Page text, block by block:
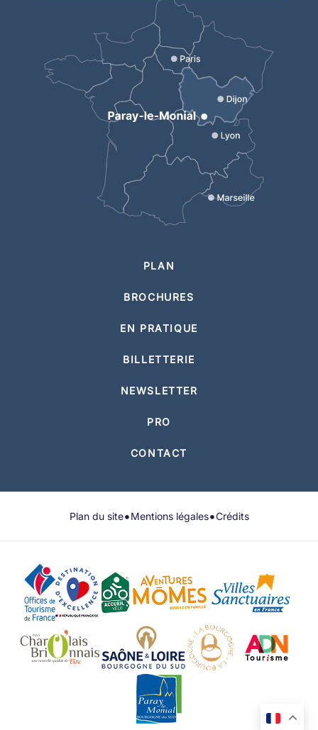
PLAN
BROCHURES
EN PRATIQUE
BILLETTERIE
NEWSLETTER
PRO
CONTACT
Plan du site•Mentions légales•Crédits